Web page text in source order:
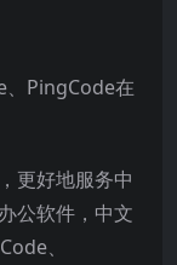
PingCode在
更好地服务中
公软件，中文
、